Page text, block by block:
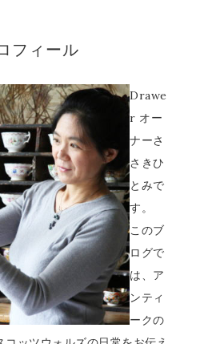
フィール
Drawe
r オー
ナーさ
さきひ
とみで
す。
このブ
ログで
は、ア
ンティ
ークの